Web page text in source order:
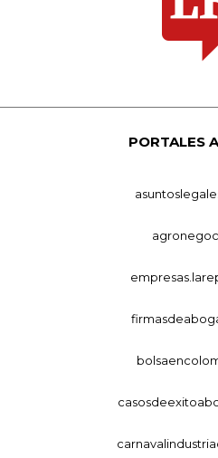
PORTALES